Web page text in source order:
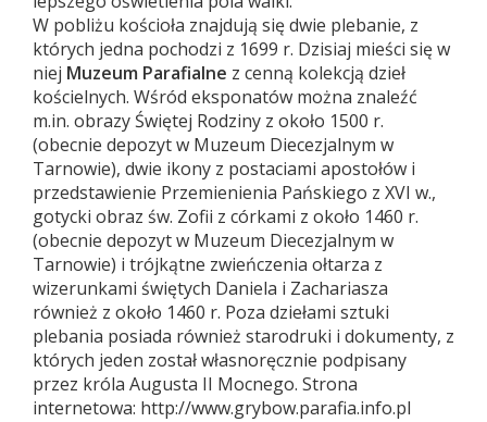
W pobliżu kościoła znajdują się dwie plebanie, z
których jedna pochodzi z 1699 r. Dzisiaj mieści się w
niej Muzeum Parafialne z cenną kolekcją dzieł
kościelnych. Wśród eksponatów można znaleźć
m.in. obrazy Świętej Rodziny z około 1500 r.
(obecnie depozyt w Muzeum Diecezjalnym w
Tarnowie), dwie ikony z postaciami apostołów i
przedstawienie Przemienienia Pańskiego z XVI w.,
gotycki obraz św. Zofii z córkami z około 1460 r.
(obecnie depozyt w Muzeum Diecezjalnym w
Tarnowie) i trójkątne zwieńczenia ołtarza z
wizerunkami świętych Daniela i Zachariasza
również z około 1460 r. Poza dziełami sztuki
plebania posiada również starodruki i dokumenty, z
których jeden został własnoręcznie podpisany
przez króla Augusta II Mocnego. Strona
internetowa: http://www.grybow.parafia.info.pl